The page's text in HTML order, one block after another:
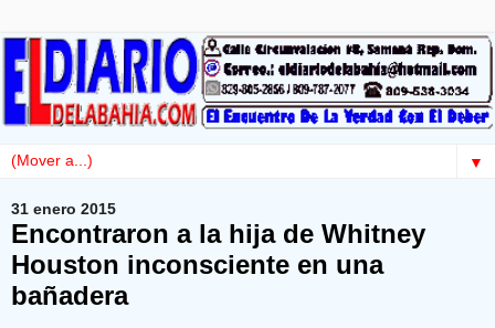
▼
31 enero 2015
Encontraron a la hija de Whitney
Houston inconsciente en una
bañadera